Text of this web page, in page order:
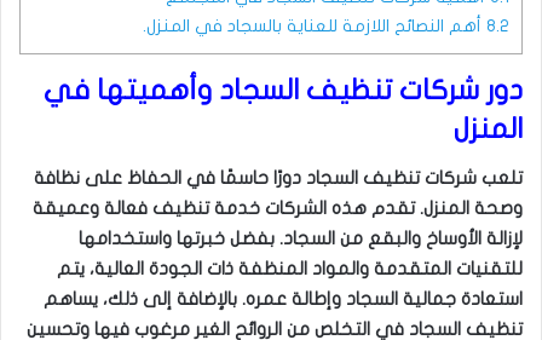
8.2 أهم النصائح اللازمة للعناية بالسجاد في المنزل.
دور شركات تنظيف السجاد وأهميتها في
المنزل
تلعب شركات تنظيف السجاد دورًا حاسمًا في الحفاظ على نظافة
وصحة المنزل. تقدم هذه الشركات خدمة تنظيف فعالة وعميقة
لإزالة الأوساخ والبقع من السجاد. بفضل خبرتها واستخدامها
للتقنيات المتقدمة والمواد المنظفة ذات الجودة العالية، يتم
استعادة جمالية السجاد وإطالة عمره. بالإضافة إلى ذلك، يساهم
تنظيف السجاد في التخلص من الروائح الغير مرغوب فيها وتحسين